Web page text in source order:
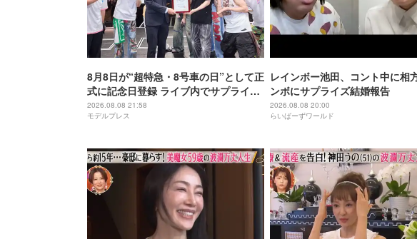
8月8日が“超特急・8号車の日”として正
式に記念日登録 ライブ内でサプライズ
発表
2026.08.08 21:58
モデルプレス
レインボー池田、コント中に相
ンボにサプライズ結婚報告
2026.08.08 20:00
らいばーずワールド